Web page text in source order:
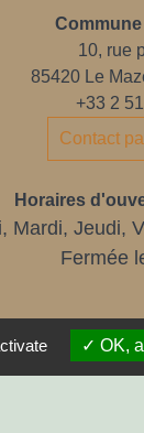
10, rue
85420 Le
+33 2
Contact
Horaires
Mardi, Jeudi,
Fermée
OK,